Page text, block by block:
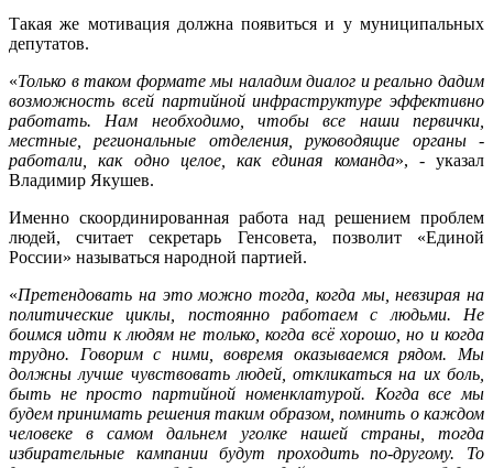
Такая же мотивация должна появиться и у муниципальных
депутатов.
«Только в таком формате мы наладим диалог и реально дадим
возможность всей партийной инфраструктуре эффективно
работать. Нам необходимо, чтобы все наши первички,
местные, региональные отделения, руководящие органы -
работали, как одно целое, как единая команда», - указал
Владимир Якушев.
Именно скоординированная работа над решением проблем
людей, считает секретарь Генсовета, позволит «Единой
России» называться народной партией.
«Претендовать на это можно тогда, когда мы, невзирая на
политические циклы, постоянно работаем с людьми. Не
боимся идти к людям не только, когда всё хорошо, но и когда
трудно. Говорим с ними, вовремя оказываемся рядом. Мы
должны лучше чувствовать людей, откликаться на их боль,
быть не просто партийной номенклатурой. Когда все мы
будем принимать решения таким образом, помнить о каждом
человеке в самом дальнем уголке нашей страны, тогда
избирательные кампании будут проходить по-другому. То